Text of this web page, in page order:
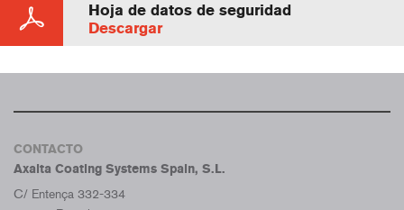
Hoja de datos de seguridad
Descargar
CONTACTO
Axalta Coating Systems Spain, S.L.
C/ Entença 332-334